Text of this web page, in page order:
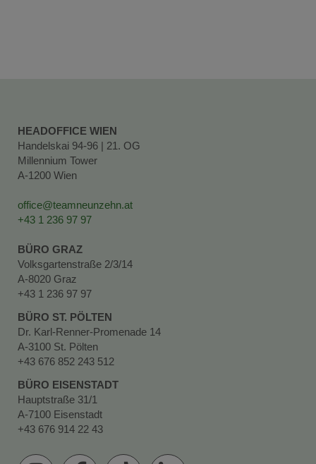
HEADOFFICE WIEN
Handelskai 94-96 | 21. OG
Millennium Tower
A-1200 Wien
office@teamneunzehn.at
+43 1 236 97 97
BÜRO GRAZ
Volksgartenstraße 2/3/14
A-8020 Graz
+43 1 236 97 97
BÜRO ST. PÖLTEN
Dr. Karl-Renner-Promenade 14
A-3100 St. Pölten
+43 676 852 243 512
BÜRO EISENSTADT
Hauptstraße 31/1
A-7100 Eisenstadt
+43 676 914 22 43